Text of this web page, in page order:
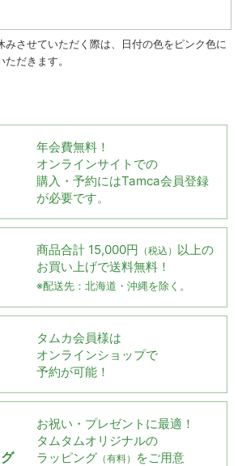
みさせていただく際は、日付の色をピンク色に
だきます。
年会費無料！
オンラインサイトでの
購入・予約にはTamca会員登録
が必要です。
商品合計 15,000円 （税込） 以上の
お買い上げで送料無料！
※配送先：北海道・沖縄を除く。
タムカ会員様は
オンラインショップで
予約が可能！
お祝い・プレゼントに最適！
タムタムオリジナルの
ラッピング （有料） をご用意